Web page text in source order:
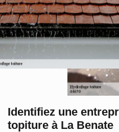
Identifiez une
topiture à La Benate